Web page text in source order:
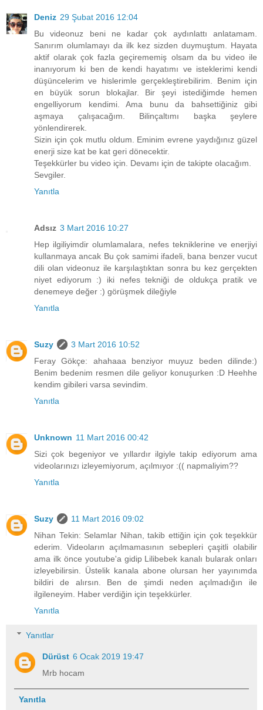
Deniz 29 Şubat 2016 12:04
Bu videonuz beni ne kadar çok aydınlattı anlatamam.
Sanırım olumlamayı da ilk kez sizden duymuştum. Hayata
aktif olarak çok fazla geçirememiş olsam da bu video ile
inanıyorum ki ben de kendi hayatımı ve isteklerimi kendi
düşüncelerim ve hislerimle gerçekleştirebilirim. Benim için
en büyük sorun blokajlar. Bir şeyi istediğimde hemen
engelliyorum kendimi. Ama bunu da bahsettiğiniz gibi
aşmaya çalışacağım. Bilinçaltımı başka şeylere
yönlendirerek.
Sizin için çok mutlu oldum. Eminim evrene yaydığınız güzel
enerji size kat be kat geri dönecektir.
Teşekkürler bu video için. Devamı için de takipte olacağım.
Sevgiler.
Yanıtla
Adsız 3 Mart 2016 10:27
Hep ilgiliyimdir olumlamalara, nefes tekniklerine ve enerjiyi
kullanmaya ancak Bu çok samimi ifadeli, bana benzer vucut
dili olan videonuz ile karşılaştıktan sonra bu kez gerçekten
niyet ediyorum :) iki nefes tekniği de oldukça pratik ve
denemeye değer :) görüşmek dileğiyle
Yanıtla
Suzy
3 Mart 2016 10:52
Feray Gökçe: ahahaaa benziyor muyuz beden dilinde:)
Benim bedenim resmen dile geliyor konuşurken :D Heehhe
kendim gibileri varsa sevindim.
Yanıtla
Unknown 11 Mart 2016 00:42
Sizi çok begeniyor ve yıllardır ilgiyle takip ediyorum ama
videolarınızı izleyemiyorum, açılmıyor :(( napmaliyim??
Yanıtla
Suzy
11 Mart 2016 09:02
Nihan Tekin: Selamlar Nihan, takib ettiğin için çok teşekkür
ederim. Videoların açılmamasının sebepleri çaşitli olabilir
ama ilk önce youtube'a gidip Lilibebek kanalı bularak onları
izleyebilirsin. Üstelik kanala abone olursan her yayınımda
bildiri de alırsın. Ben de şimdi neden açılmadığın ile
ilgileneyim. Haber verdiğin için teşekkürler.
Yanıtla
Yanıtlar
Dürüst 6 Ocak 2019 19:47
Mrb hocam
Yanıtla